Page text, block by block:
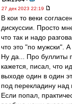
27 дек 2023 22:19
В кои то веки
дискуссии. Просто
что так и надо
что это "по мужски". А
Ну да... Про буллиты
кажется, писал, что
выходе один в один
под перекладину
Если попал,